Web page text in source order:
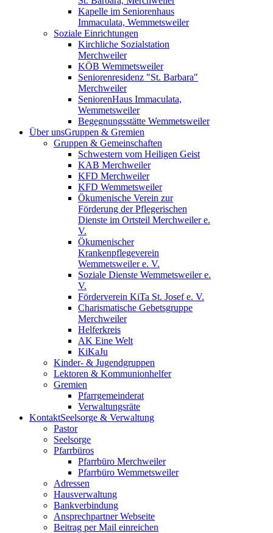
Kapelle im Seniorenhaus
Immaculata, Wemmetsweiler
Soziale Einrichtungen
Kirchliche Sozialstation
Merchweiler
KÖB Wemmetsweiler
Seniorenresidenz "St. Barbara"
Merchweiler
SeniorenHaus Immaculata,
Wemmetsweiler
Begegnungsstätte Wemmetsweiler
Über unsGruppen & Gremien
Gruppen & Gemeinschaften
Schwestern vom Heiligen Geist
KAB Merchweiler
KFD Merchweiler
KFD Wemmetsweiler
Ökumenische Verein zur
Förderung der Pflegerischen
Dienste im Ortsteil Merchweiler e.
V.
Ökumenischer
Krankenpflegeverein
Wemmetsweiler e. V.
Soziale Dienste Wemmetsweiler e.
V.
Förderverein KiTa St. Josef e. V.
Charismatische Gebetsgruppe
Merchweiler
Helferkreis
AK Eine Welt
KiKaJu
Kinder- & Jugendgruppen
Lektoren & Kommunionhelfer
Gremien
Pfarrgemeinderat
Verwaltungsräte
KontaktSeelsorge & Verwaltung
Pastor
Seelsorge
Pfarrbüros
Pfarrbüro Merchweiler
Pfarrbüro Wemmetsweiler
Adressen
Hausverwaltung
Bankverbindung
Ansprechpartner Webseite
Beitrag per Mail einreichen